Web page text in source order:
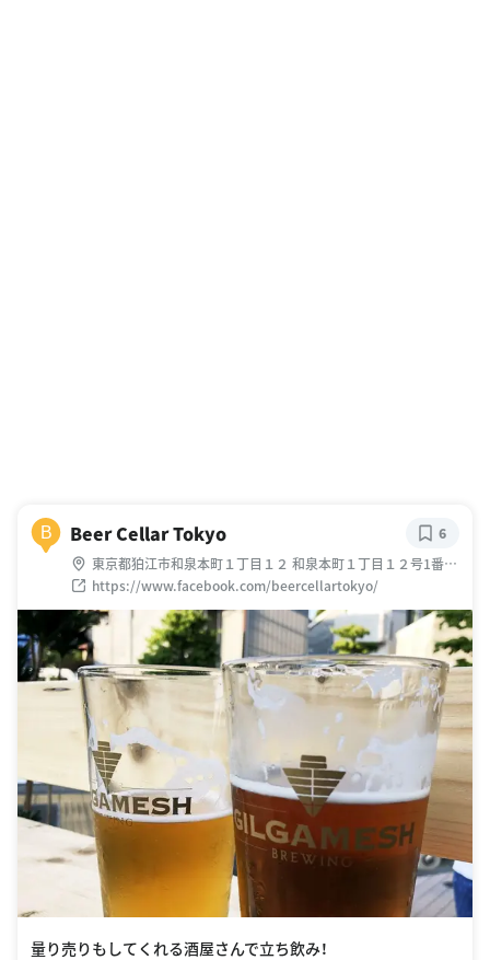
B Beer Cellar Tokyo
東京都狛江市和泉本町１丁目１２ 和泉本町１丁目１２号1番地
豊栄狛江マンション １０１
https://www.facebook.com/beercellartokyo/
6
量り売りもしてくれる酒屋さんで立ち飲み！